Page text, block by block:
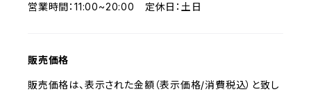
営業時間：11:00~20:00 定休日：土日
販売価格
販売価格は、表示された金額（表示価格/消費税込）と致し